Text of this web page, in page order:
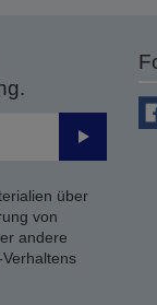
Senden
über
von
andere